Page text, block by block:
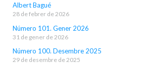
Albert Bagué
28 de febrer de 2026
Número 101. Gener 2026
31 de gener de 2026
Número 100. Desembre 2025
29 de desembre de 2025